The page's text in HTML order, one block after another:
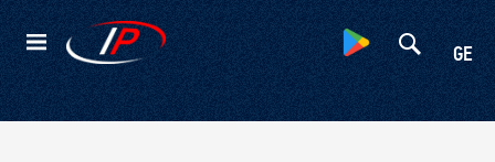
GE
Kateqoriyalar